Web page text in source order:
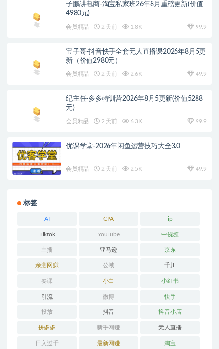
子鹏讲电商-淘宝私家班26年8月重磅更新(价值
4980元)
会员精品 2 天前 1.8K 99.9
宝子哥-抖音快手全套无人直播课2026年8月5更
新（价值2980元）
会员精品 2 天前 2.6K 49.9
纪主任-多多特训营2026年8月5更新(价值5288
元)
会员精品 2 天前 6.3K 99.9
优课学堂-2026年闲鱼运营技巧大全3.0
会员精品 2 天前 2.5K 49.9
标签
AI CPA ip
Tiktok YouTube 中视频
主播 亚马逊 京东
亲测网赚 公域 千川
卖课 小白 小红书
引流 微博 快手
投放 抖音 抖音小店
拼多多 新手网赚 无人直播
日入过千 最新网赚 淘宝